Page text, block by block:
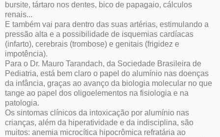
bursite, tártaro nos dentes, bico de papagaio, cálculos
renais...
E também vai para dentro das suas artérias, estimulando a
pressão alta e a possibilidade de isquemias cardíacas
(infarto), cerebrais (trombose) e genitais (frigidez e
impotência).
Para o Dr. Mauro Tarandach, da Sociedade Brasileira de
Pediatria, está bem claro o papel do alumínio nas doenças
da infância, graças ao avanço da biologia molecular no que
tange ao papel dos oligoelementos na fisiologia e na
patologia.
Os sintomas clínicos da intoxicação por alumínio nas
crianças, além da hiperatividade e da indisciplina, são
muitos: anemia microcítica hipocrômica refratária ao